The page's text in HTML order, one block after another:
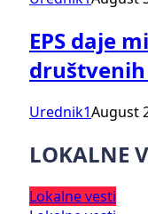
EPS daje
Urednik1August
LOKALNE
Lokalne vesti